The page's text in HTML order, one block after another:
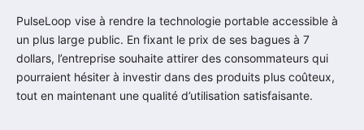
PulseLoop vise à rendre la technologie portable accessible à
un plus large public. En fixant le prix de ses bagues à 7
dollars, l’entreprise souhaite attirer des consommateurs qui
pourraient hésiter à investir dans des produits plus coûteux,
tout en maintenant une qualité d’utilisation satisfaisante.